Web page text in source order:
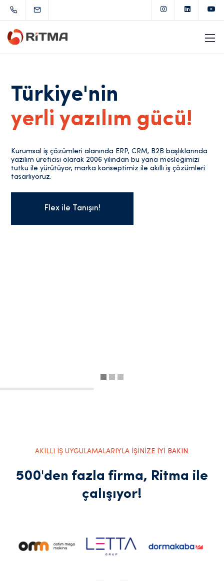
Türkiye'nin
yerli yazılım gücü!
Kurumsal iş çözümleri alanında ERP, CRM, B2B başlıklarında
yazılım üreticisi olarak 2006 yılından bu yana mesleğimizi
tutku ile yürütüyor, marka konseptimiz ile akıllı iş çözümleri
tasarlıyoruz.
Flex ile Tanışın!
AKILLI İŞ UYGULAMALARIYLA İŞİNİZE İYİ BAKIN.
500'den fazla firma, Ritma ile
çalışıyor!